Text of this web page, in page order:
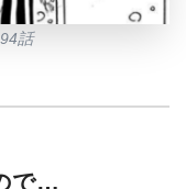
話
で…